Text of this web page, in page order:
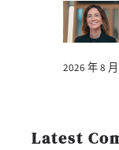
2026 年 8 月
Latest